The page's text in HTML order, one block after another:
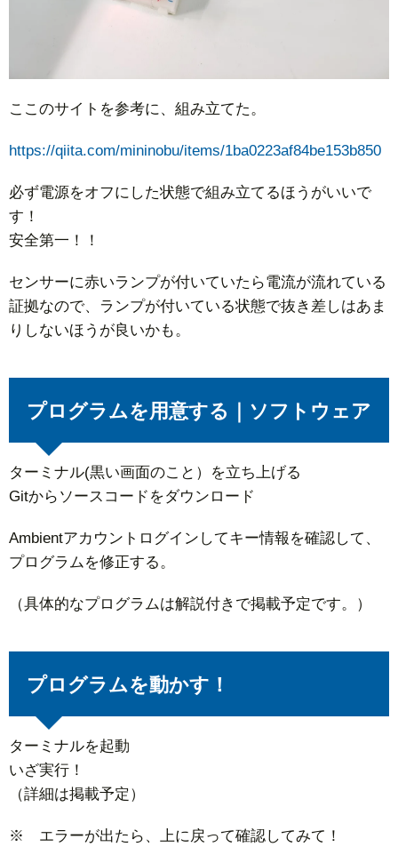
ここのサイトを参考に、組み立てた。
https://qiita.com/mininobu/items/1ba0223af84be153b850
必ず電源をオフにした状態で組み立てるほうがいいで
す！
安全第一！！
センサーに赤いランプが付いていたら電流が流れている
証拠なので、ランプが付いている状態で抜き差しはあま
りしないほうが良いかも。
プログラムを用意する｜ソフトウェア
ターミナル(黒い画面のこと）を立ち上げる
Gitからソースコードをダウンロード
Ambientアカウントログインしてキー情報を確認して、
プログラムを修正する。
（具体的なプログラムは解説付きで掲載予定です。）
プログラムを動かす！
ターミナルを起動
いざ実行！
（詳細は掲載予定）
※ エラーが出たら、上に戻って確認してみて！